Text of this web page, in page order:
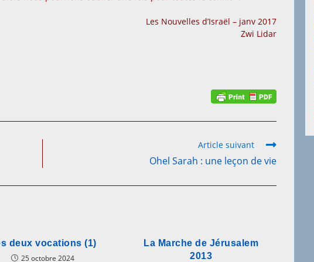
Les Nouvelles d’Israël – janv 2017
Zwi Lidar
Article suivant
Ohel Sarah : une leçon de vie
deux vocations (1)
25 octobre 2024
La Marche de Jérusalem
2013